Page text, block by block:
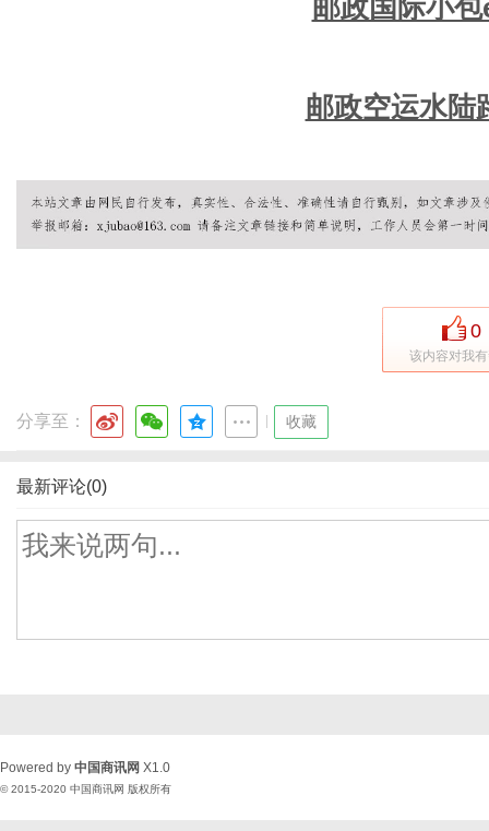
邮政国际小
邮政空运水陆
0
该内容对我
分享至： 收藏
最新评论(0)
Powered by 中国商讯网 X1.0
© 2015-2020 中国商讯网 版权所有